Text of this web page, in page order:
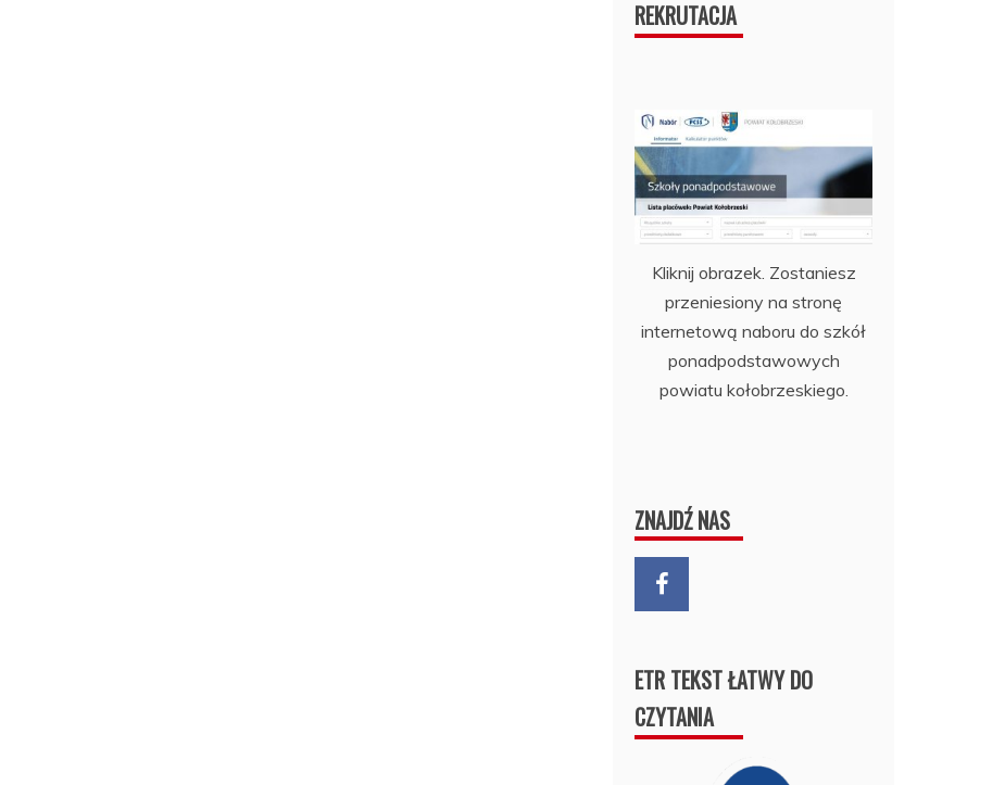
REKRUTACJA
Kliknij obrazek. Zostaniesz
przeniesiony na stronę
internetową naboru do szkół
ponadpodstawowych
powiatu kołobrzeskiego.
ZNAJDŹ NAS
ETR TEKST ŁATWY DO
CZYTANIA